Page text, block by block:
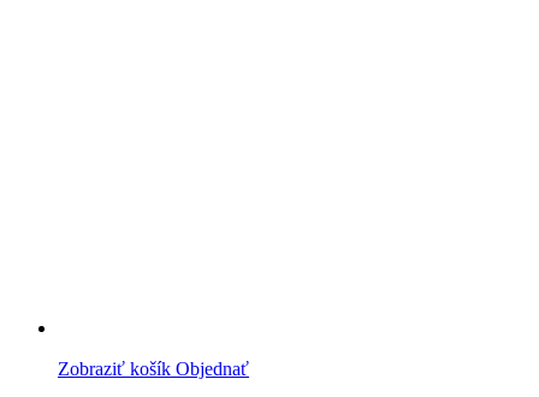
Zobraziť košík Objednať